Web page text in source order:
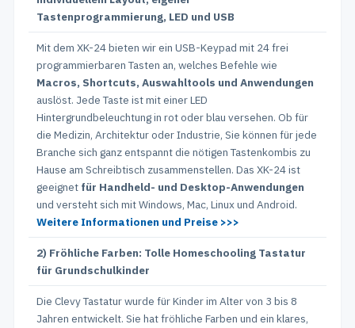
Tastenprogrammierung, LED und USB
Mit dem XK-24 bieten wir ein USB-Keypad mit 24 frei
programmierbaren Tasten an, welches Befehle wie
Macros, Shortcuts, Auswahltools und Anwendungen
auslöst. Jede Taste ist mit einer LED
Hintergrundbeleuchtung in rot oder blau versehen. Ob für
die Medizin, Architektur oder Industrie, Sie können für jede
Branche sich ganz entspannt die nötigen Tastenkombis zu
Hause am Schreibtisch zusammenstellen. Das XK-24 ist
geeignet für Handheld- und Desktop-Anwendungen
und versteht sich mit Windows, Mac, Linux und Android.
Weitere Informationen und Preise >>>
2) Fröhliche Farben: Tolle Homeschooling Tastatur
für Grundschulkinder
Die Clevy Tastatur wurde für Kinder im Alter von 3 bis 8
Jahren entwickelt. Sie hat fröhliche Farben und ein klares,